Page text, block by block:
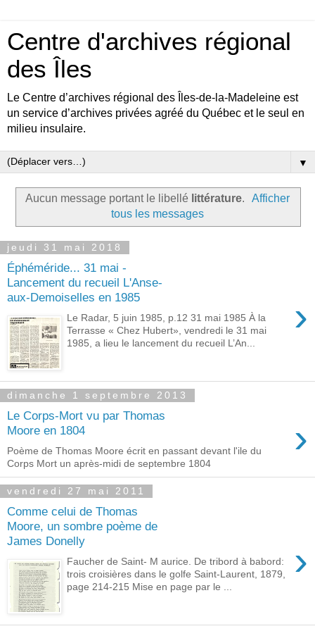
Centre d'archives régional
des Îles
Le Centre d’archives régional des Îles-de-la-Madeleine est
un service d’archives privées agréé du Québec et le seul en
milieu insulaire.
▼
Aucun message portant le libellé littérature.
Afficher
tous les messages
jeudi 31 mai 2018
Éphéméride... 31 mai -
Lancement du recueil L'Anse-
aux-Demoiselles en 1985
›
Le Radar, 5 juin 1985, p.12 31 mai 1985 À la
Terrasse « Chez Hubert», vendredi le 31 mai
1985, a lieu le lancement du recueil L’An...
dimanche 1 septembre 2013
Le Corps-Mort vu par Thomas
Moore en 1804
›
Poème de Thomas Moore écrit en passant devant l'ile du
Corps Mort un après-midi de septembre 1804
vendredi 27 mai 2011
Comme celui de Thomas
Moore, un sombre poème de
James Donelly
›
Faucher de Saint- M aurice. De tribord à babord:
trois croisières dans le golfe Saint-Laurent, 1879,
page 214-215 Mise en page par le ...